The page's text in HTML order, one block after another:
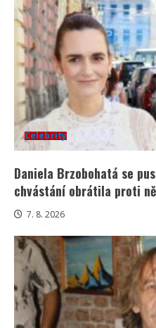
Celebrity
Daniela Brzobohatá se
chvástání obrátila proti
7. 8. 2026